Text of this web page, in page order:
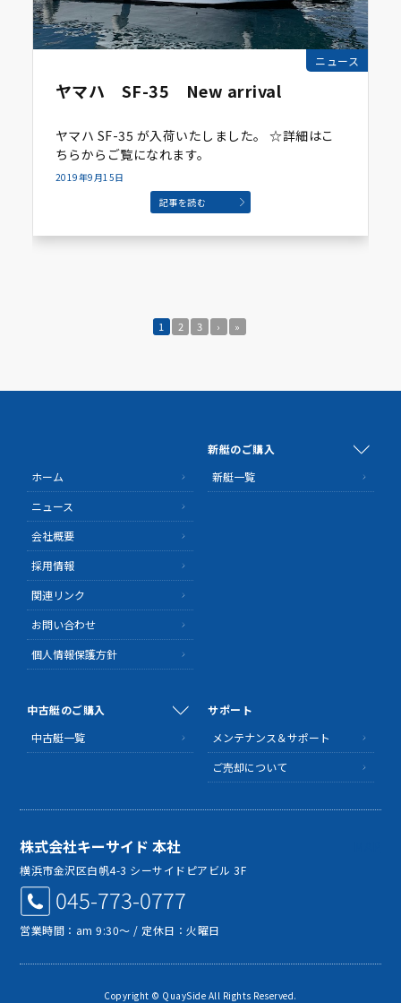
ニュース
ヤマハ SF-35 New arrival
ヤマハ SF-35 が入荷いたしました。 ☆詳細はこ
ちらからご覧になれます。
2019年9月15日
記事を読む
1 2 3 › »
ホーム
ニュース
会社概要
採用情報
関連リンク
お問い合わせ
個人情報保護方針
新艇のご購入
新艇一覧
中古艇のご購入
中古艇一覧
サポート
メンテナンス＆サポート
ご売却について
株式会社キーサイド 本社
横浜市金沢区白帆4-3 シーサイドピアビル 3F
045-773-0777
営業時間：am 9:30～ / 定休日：火曜日
Copyright © QuaySide All Rights Reserved.